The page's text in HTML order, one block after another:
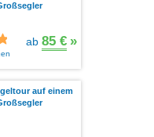
ab 85 € »
auf einem